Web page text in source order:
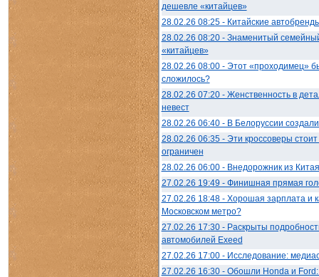
дешевле «китайцев»
28.02.26 08:25 - Китайские
28.02.26 08:20 - Знаменитый
«китайцев»
28.02.26 08:00 - Этот «проходимец»
сложилось?
28.02.26 07:20 - Женственность в
невест
28.02.26 06:40 - В Белоруссии
28.02.26 06:35 - Эти кроссоверы
ограничен
28.02.26 06:00 - Внедорожник из
27.02.26 19:49 - Финишная прямая
27.02.26 18:48 - Хорошая зарплата и
Московском метро?
27.02.26 17:30 - Раскрыты
автомобилей Exeed
27.02.26 17:00 - Исследование:
27.02.26 16:30 - Обошли Honda и Ford: